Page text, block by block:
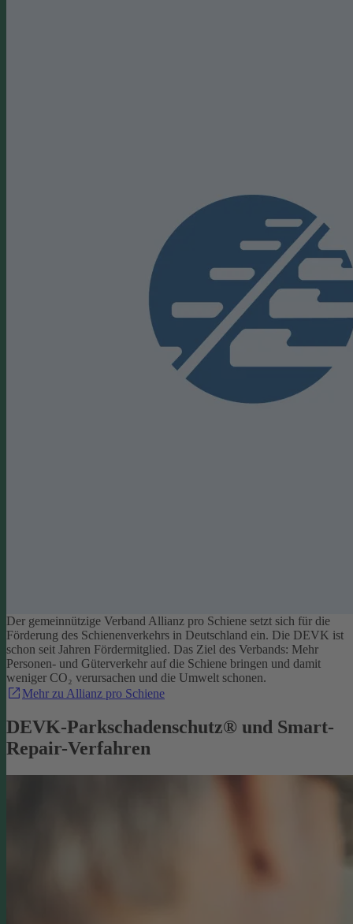
Der gemeinnützige Verband Allianz pro Schiene setzt sich für die
Förderung des Schienenverkehrs in Deutschland ein. Die DEVK ist
schon seit Jahren Fördermitglied. Das Ziel des Verbands: Mehr
Personen- und Güterverkehr auf die Schiene bringen und damit
weniger CO₂ verursachen und die Umwelt schonen.
Mehr zu Allianz pro Schiene
DEVK-Parkschadenschutz® und Smart-
Repair-Verfahren